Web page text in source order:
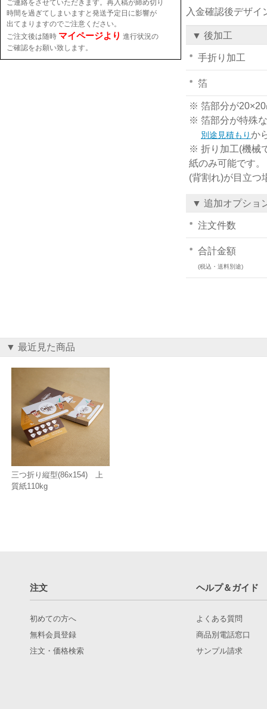
ご連絡をさせていただきます。再入稿が締め切り
時間を過ぎてしまいますと発送予定日に影響が
出てまりますのでご注意ください。
ご注文後は随時 マイページより 進行状況の
ご確認をお願い致します。
入金確認後デザイ
▼ 後加工
手折り加工
箔
※ 箔部分が20×20
※ 箔部分が特殊
別途見積もりか
※ 折り加工(機械
紙のみ可能です
(背割れ)が目立つ
▼ 追加オプショ
注文件数
合計金額
(税込・送料別途)
▼ 最近見た商品
三つ折り縦型(86x154) 上
質紙110kg
注文 ヘルプ＆ガイド
初めての方へ
無料会員登録
注文・価格検索
よくある質問
商品別電話窓口
サンプル請求